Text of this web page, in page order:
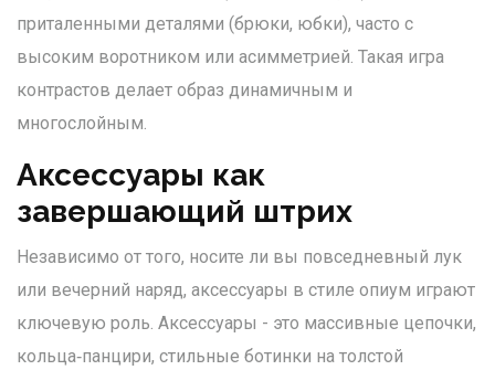
приталенными деталями (брюки, юбки), часто с
высоким воротником или асимметрией. Такая игра
контрастов делает образ динамичным и
многослойным.
Аксессуары как
завершающий штрих
Независимо от того, носите ли вы повседневный лук
или вечерний наряд, аксессуары в стиле опиум играют
ключевую роль. Аксессуары - это массивные цепочки,
кольца‑панцири, стильные ботинки на толстой